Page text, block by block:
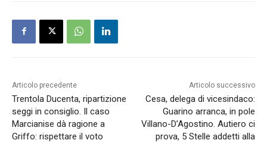
Articolo precedente
Trentola Ducenta, ripartizione
seggi in consiglio. Il caso
Marcianise dà ragione a
Griffo: rispettare il voto
Articolo successivo
Cesa, delega di vicesindaco:
Guarino arranca, in pole
Villano-D’Agostino. Autiero ci
prova, 5 Stelle addetti alla